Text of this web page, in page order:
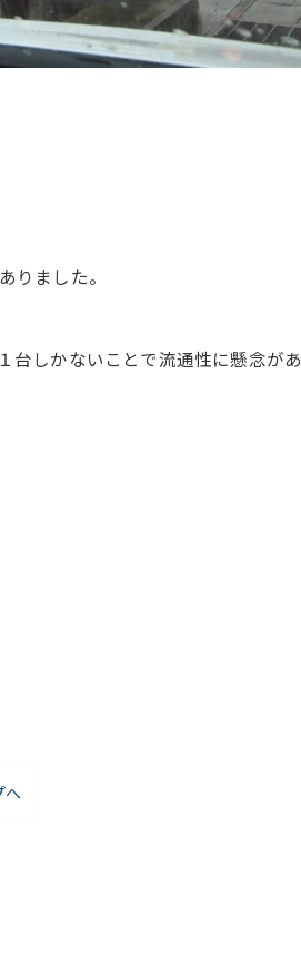
りました。
しかないことで流通性に懸念が
へ